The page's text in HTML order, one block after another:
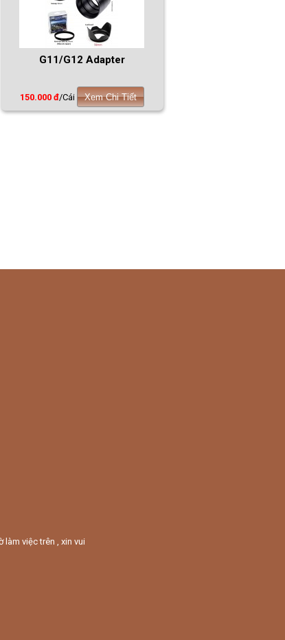
G11/G12 Adapter
150.000 đ/Cái Xem Chi Tiết
làm việc trên , xin vui